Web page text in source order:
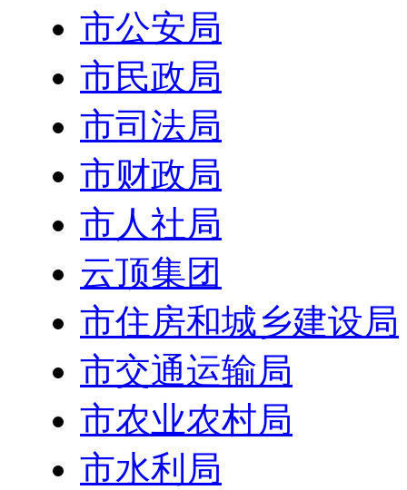
市公安局
市民政局
市司法局
市财政局
市人社局
云顶集团
市住房和城乡建设局
市交通运输局
市农业农村局
市水利局